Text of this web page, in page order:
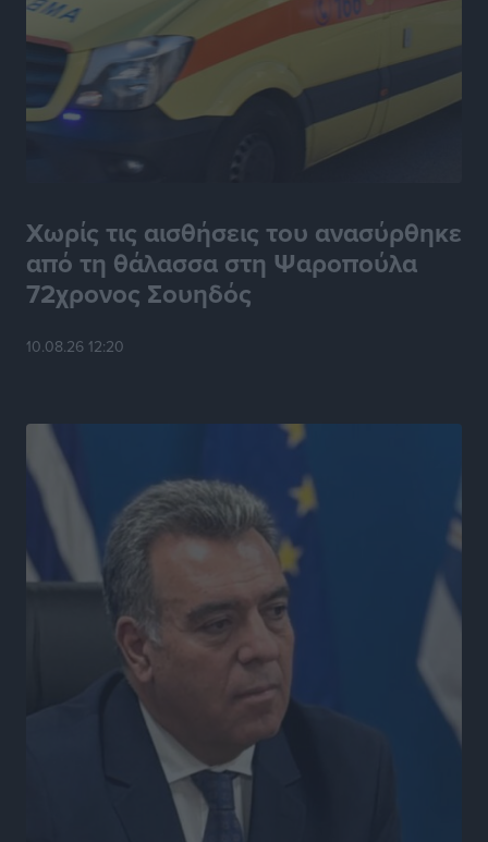
Χωρίς τις αισθήσεις του ανασύρθηκε
από τη θάλασσα στη Ψαροπούλα
72χρονος Σουηδός
10.08.26 12:20